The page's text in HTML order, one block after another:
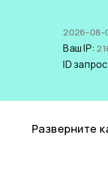
2026-08-
Ваш IP:
ID
Разверните